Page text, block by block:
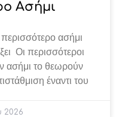
Ασήμι
περισσότερο ασήμι
Οι περισσότεροι
ασήμι το θεωρούν
έναντι του
2026